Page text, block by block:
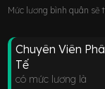
Mức lương bình quân sẽ
Chuyên Viên
Tế
có mức lương là